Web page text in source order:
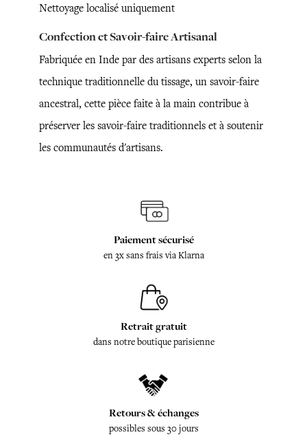
Nettoyage localisé uniquement
Confection et Savoir-faire Artisanal
Fabriquée en Inde par des artisans experts selon la
technique traditionnelle du tissage, un savoir-faire
ancestral, cette pièce faite à la main contribue à
préserver les savoir-faire traditionnels et à soutenir
les communautés d'artisans.
Paiement sécurisé
en 3x sans frais via Klarna
Retrait gratuit
dans notre boutique parisienne
Retours & échanges
possibles sous 30 jours